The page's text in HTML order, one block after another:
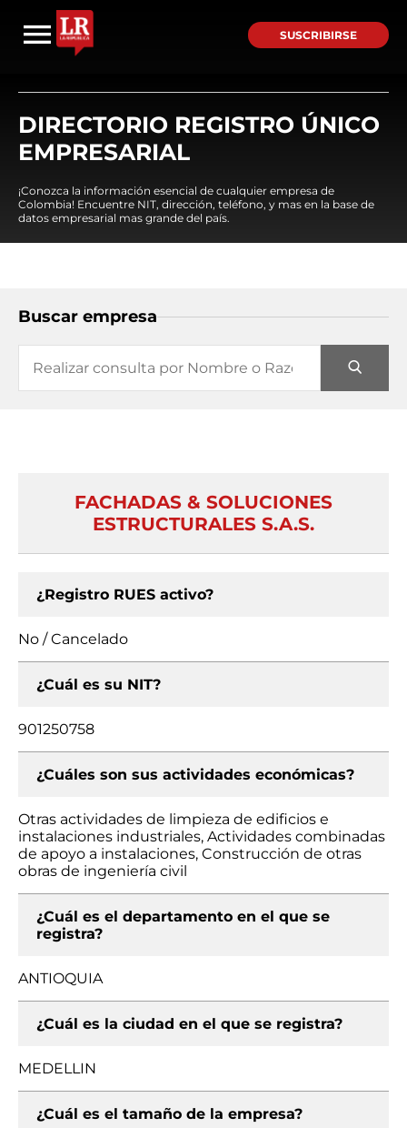
SUSCRIBIRSE
DIRECTORIO REGISTRO ÚNICO
EMPRESARIAL
¡Conozca la información esencial de cualquier empresa de
Colombia! Encuentre NIT, dirección, teléfono, y mas en la base de
datos empresarial mas grande del país.
Buscar empresa
FACHADAS & SOLUCIONES
ESTRUCTURALES S.A.S.
¿Registro RUES activo?
No / Cancelado
¿Cuál es su NIT?
901250758
¿Cuáles son sus actividades económicas?
Otras actividades de limpieza de edificios e
instalaciones industriales, Actividades combinadas
de apoyo a instalaciones, Construcción de otras
obras de ingeniería civil
¿Cuál es el departamento en el que se
registra?
ANTIOQUIA
¿Cuál es la ciudad en el que se registra?
MEDELLIN
¿Cuál es el tamaño de la empresa?